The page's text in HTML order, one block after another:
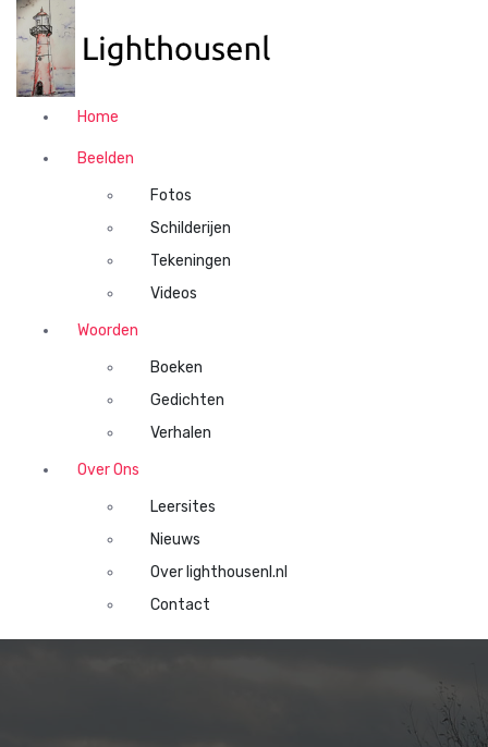
Home
Beelden
Fotos
Schilderijen
Tekeningen
Videos
Woorden
Boeken
Gedichten
Verhalen
Over Ons
Leersites
Nieuws
Over lighthousenl.nl
Contact